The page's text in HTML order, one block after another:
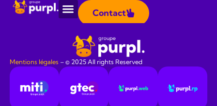
Panneau de gestion des cookies
Contact
Étiquetté Content Marketing
Mentions légales ​ – © 2025 All rights Reserved